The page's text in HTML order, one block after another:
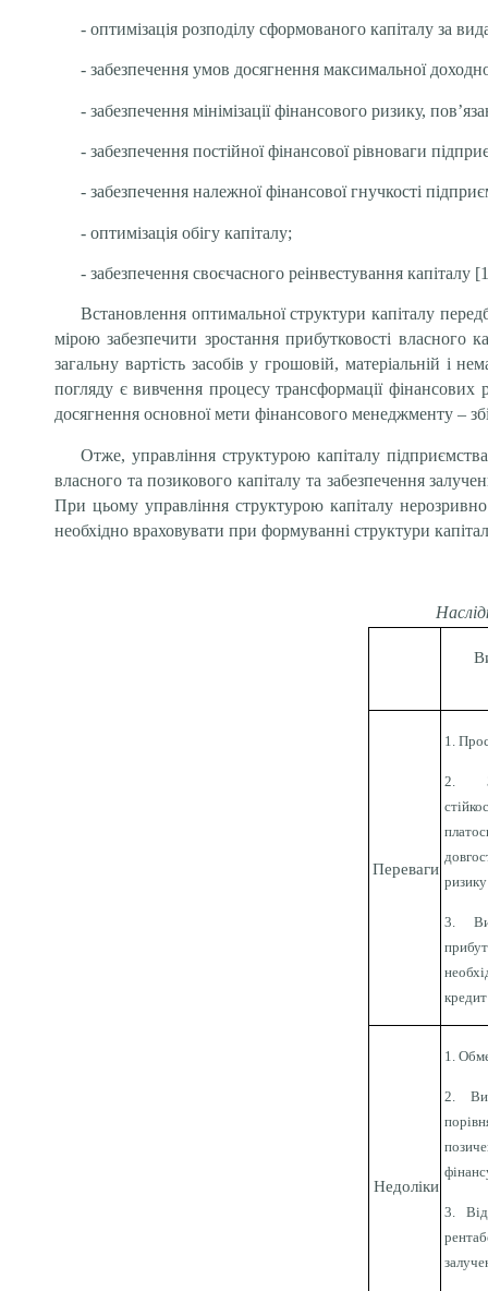
- оптимізація розподілу сформованого капіталу за
- забезпечення умов досягнення максимальної
- забезпечення мінімізації фінансового ризику,
- забезпечення постійної фінансової рівноваги
- забезпечення належної фінансової гнучкості
- оптимізація обігу капіталу;
- забезпечення своєчасного реінвестування капіталу
Встановлення оптимальної структури капіталу
мірою забезпечити зростання прибутковості власного
загальну вартість засобів у грошовій, матеріальній і
погляду є вивчення процесу трансформації фінансових
досягнення основної мети фінансового менеджменту –
Отже, управління структурою капіталу
власного та позикового капіталу та забезпечення
При цьому управління структурою капіталу
необхідно враховувати при формуванні структури
Переваги
1.
2.
3.
кредит
Недоліки
1.
2.
3.